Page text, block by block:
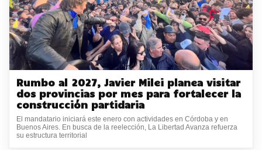
Rumbo al 2027, Javier Milei planea visitar
dos provincias por mes para fortalecer la
construcción partidaria
El mandatario iniciará este enero con actividades en Córdoba y en
Buenos Aires. En busca de la reelección, La Libertad Avanza refuerza
su estructura territorial